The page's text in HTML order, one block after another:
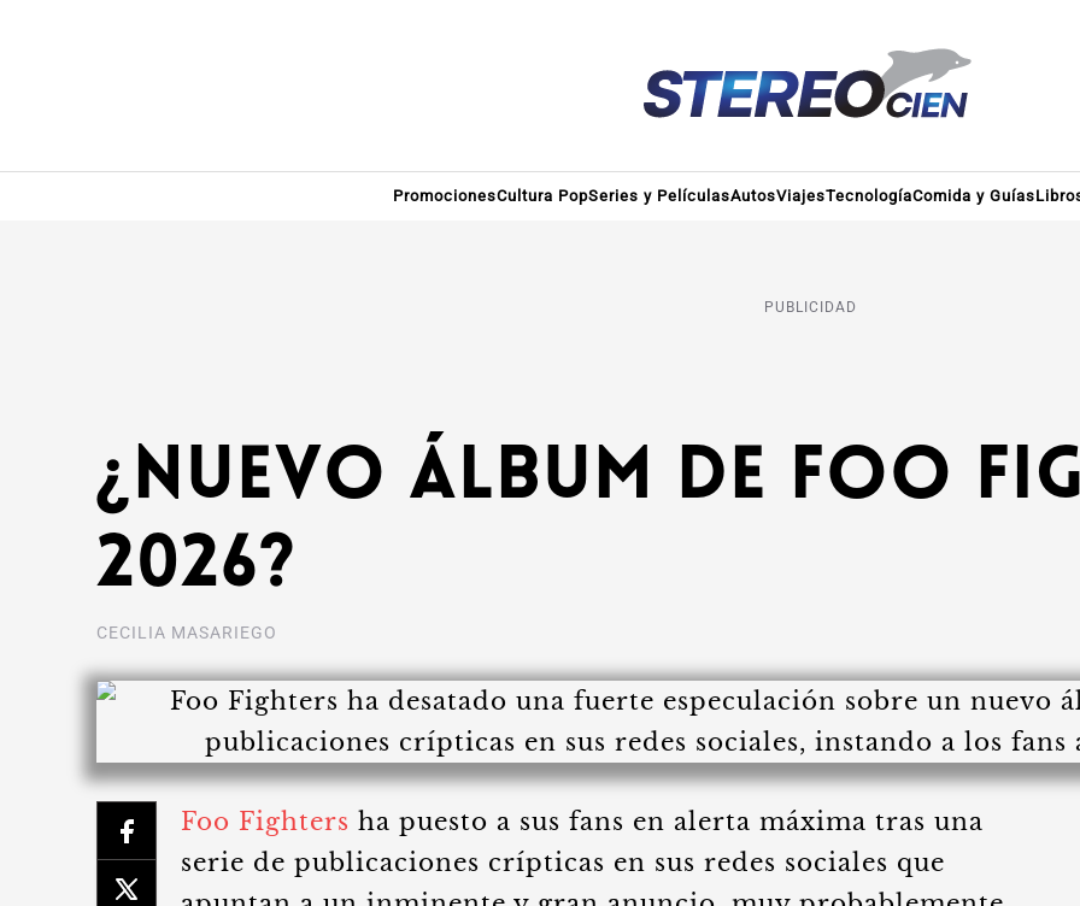
PromocionesCultura PopSeries y PelículasAutosViajesTecnologíaComida y Guías
PUBLICIDAD
¿Nuevo álbum de Foo
2026?
CECILIA MASARIEGO
Foo Fighters ha puesto a sus fans en alerta máxima tras una
serie de publicaciones crípticas en sus redes sociales que